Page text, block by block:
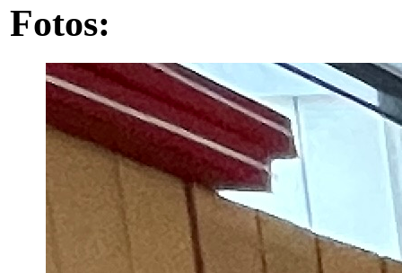
Fotos: